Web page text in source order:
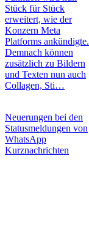
Stück für Stück
erweitert, wie der
Konzern Meta
Platforms ankündigte.
Demnach können
zusätzlich zu Bildern
und Texten nun auch
Collagen, Sti…
Neuerungen bei den
Statusmeldungen von
WhatsApp
Kurznachrichten